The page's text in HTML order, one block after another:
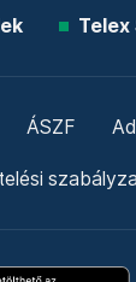
Telex
ÁSZF